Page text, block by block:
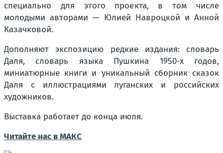
специально для этого проекта, в том числе
молодыми авторами — Юлией Навроцкой и Анной
Казачковой.
Дополняют экспозицию редкие издания: словарь
Даля, словарь языка Пушкина 1950-х годов,
миниатюрные книги и уникальный сборник сказок
Даля с иллюстрациями луганских и российских
художников.
Выставка работает до конца июля.
Читайте нас в МАКС